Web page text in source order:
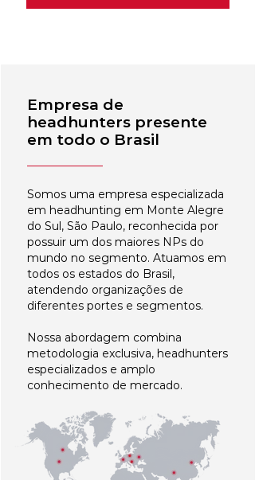
Empresa de
headhunters presente
em todo o Brasil
Somos uma empresa especializada
em headhunting em Monte Alegre
do Sul, São Paulo, reconhecida por
possuir um dos maiores NPs do
mundo no segmento. Atuamos em
todos os estados do Brasil,
atendendo organizações de
diferentes portes e segmentos.
Nossa abordagem combina
metodologia exclusiva, headhunters
especializados e amplo
conhecimento de mercado.